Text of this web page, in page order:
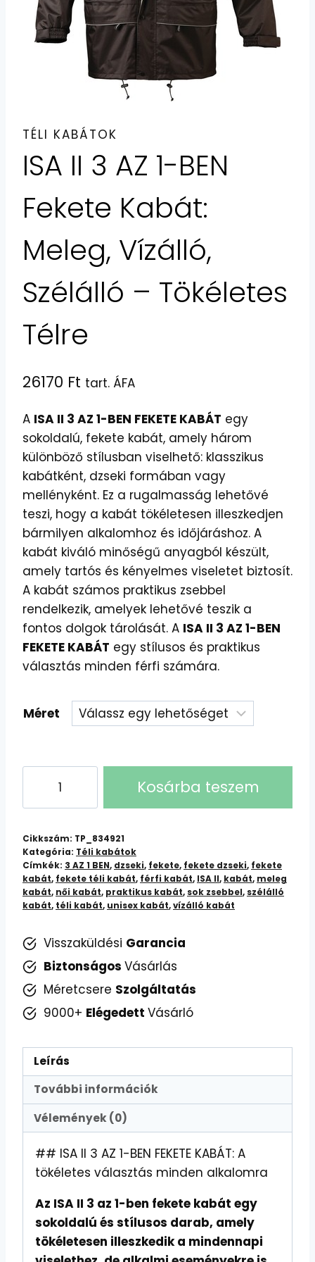
TÉLI KABÁTOK
ISA II 3 AZ 1-BEN
Fekete Kabát:
Meleg, Vízálló,
Szélálló – Tökéletes
Télre
26170 Ft tart. ÁFA
A ISA II 3 AZ 1-BEN FEKETE KABÁT egy
sokoldalú, fekete kabát, amely három
különböző stílusban viselhető: klasszikus
kabátként, dzseki formában vagy
mellényként. Ez a rugalmasság lehetővé
teszi, hogy a kabát tökéletesen illeszkedjen
bármilyen alkalomhoz és időjáráshoz. A
kabát kiváló minőségű anyagból készült,
amely tartós és kényelmes viseletet biztosít.
A kabát számos praktikus zsebbel
rendelkezik, amelyek lehetővé teszik a
fontos dolgok tárolását. A ISA II 3 AZ 1-BEN
FEKETE KABÁT egy stílusos és praktikus
választás minden férfi számára.
Méret
3
AZ
1-
BEN
Fekete
Kabát:
Vízálló,
Szélálló
-
Tökéletes
Télre
Kosárba teszem
Cikkszám: TP_834921
Kategória: Téli kabátok
Címkék: 3 AZ 1 BEN, dzseki, fekete, fekete dzseki, fekete
kabát, fekete téli kabát, férfi kabát, ISA II, kabát, meleg
kabát, női kabát, praktikus kabát, sok zsebbel, szélálló
kabát, téli kabát, unisex kabát,vízálló kabát
Visszaküldési Garancia
Biztonságos Vásárlás
Méretcsere Szolgáltatás
9000+ Elégedett Vásárló
Leírás
További információk
Vélemények (0)
## ISA II 3 AZ 1-BEN FEKETE KABÁT: A
tökéletes választás minden alkalomra
Az ISA II 3 az 1-ben fekete kabát egy
sokoldalú és stílusos darab, amely
tökéletesen illeszkedik a mindennapi